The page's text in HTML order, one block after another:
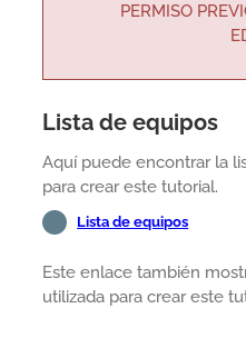
PERMISO
Lista de equipos
Aquí puede encontrar la
para crear este tutorial.
Lista de equipos
Este enlace también
utilizada para crear este